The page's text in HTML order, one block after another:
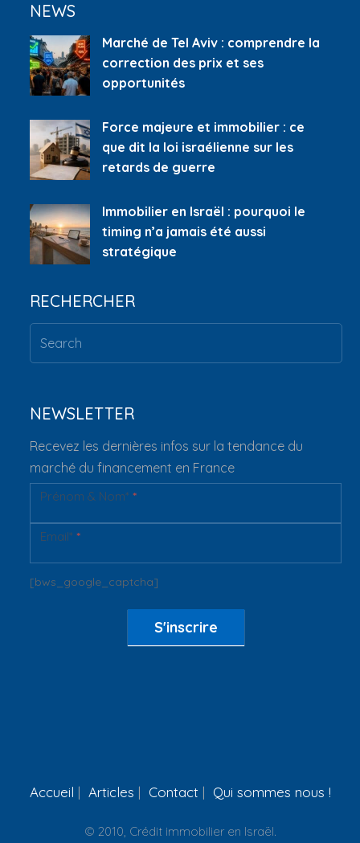
NEWS
Marché de Tel Aviv : comprendre la
correction des prix et ses
opportunités
Force majeure et immobilier : ce
que dit la loi israélienne sur les
retards de guerre
Immobilier en Israël : pourquoi le
timing n’a jamais été aussi
stratégique
RECHERCHER
NEWSLETTER
Recevez les dernières infos sur la tendance du
marché du financement en France
Newsletter
Prénom & Nom**
Email**
[bws_google_captcha]
S'inscrire
Accueil Articles Contact Qui sommes nous !
© 2010, Crédit immobilier en Israël.